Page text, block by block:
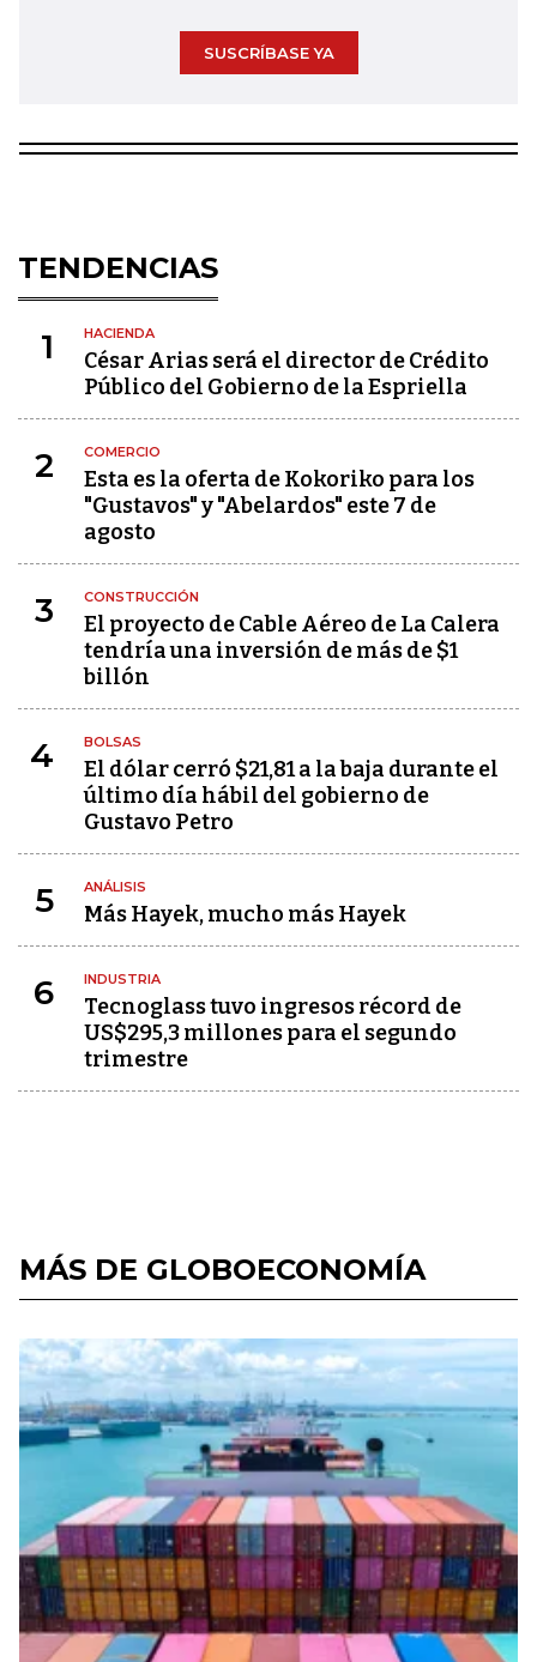
SUSCRÍBASE YA
TENDENCIAS
1 HACIENDA
César Arias será el director de Crédito
Público del Gobierno de la Espriella
2 COMERCIO
Esta es la oferta de Kokoriko para los
"Gustavos" y "Abelardos" este 7 de
agosto
3 CONSTRUCCIÓN
El proyecto de Cable Aéreo de La Calera
tendría una inversión de más de $1
billón
4 BOLSAS
El dólar cerró $21,81 a la baja durante el
último día hábil del gobierno de
Gustavo Petro
5 ANÁLISIS
Más Hayek, mucho más Hayek
6 INDUSTRIA
Tecnoglass tuvo ingresos récord de
US$295,3 millones para el segundo
trimestre
MÁS DE GLOBOECONOMÍA